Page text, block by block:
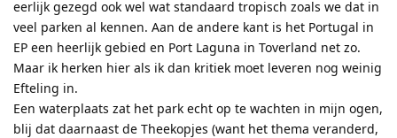
eerlijk gezegd ook wel wat standaard tropisch zoals we dat in
veel parken al kennen. Aan de andere kant is het Portugal in
EP een heerlijk gebied en Port Laguna in Toverland net zo.
Maar ik herken hier als ik dan kritiek moet leveren nog weinig
Efteling in.
Een waterplaats zat het park echt op te wachten in mijn ogen,
blij dat daarnaast de Theekopjes (want het thema veranderd,